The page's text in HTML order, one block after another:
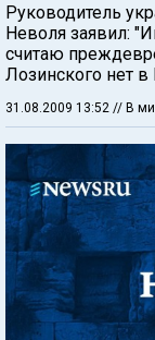
Руководитель
Неволя заявил:
считаю
Лозинского нет в
31.08.2009 13:52 // В